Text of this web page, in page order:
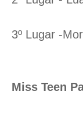
3º Lugar -
Miss Teen